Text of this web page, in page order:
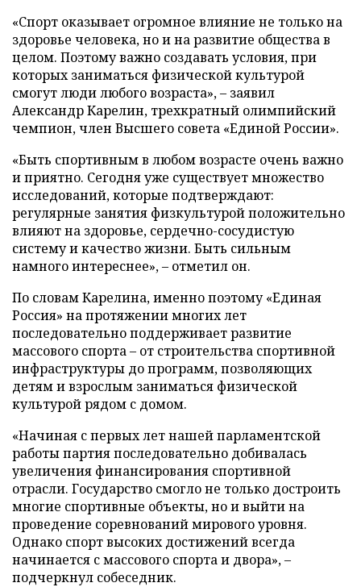
«Спорт оказывает огромное влияние не только на
здоровье человека, но и на развитие общества в
целом. Поэтому важно создавать условия, при
которых заниматься физической культурой
смогут люди любого возраста», – заявил
Александр Карелин, трехкратный олимпийский
чемпион, член Высшего совета «Единой России».
«Быть спортивным в любом возрасте очень важно
и приятно. Сегодня уже существует множество
исследований, которые подтверждают:
регулярные занятия физкультурой положительно
влияют на здоровье, сердечно-сосудистую
систему и качество жизни. Быть сильным
намного интереснее», – отметил он.
По словам Карелина, именно поэтому «Единая
Россия» на протяжении многих лет
последовательно поддерживает развитие
массового спорта – от строительства спортивной
инфраструктуры до программ, позволяющих
детям и взрослым заниматься физической
культурой рядом с домом.
«Начиная с первых лет нашей парламентской
работы партия последовательно добивалась
увеличения финансирования спортивной
отрасли. Государство смогло не только достроить
многие спортивные объекты, но и выйти на
проведение соревнований мирового уровня.
Однако спорт высоких достижений всегда
начинается с массового спорта и двора», –
подчеркнул собеседник.